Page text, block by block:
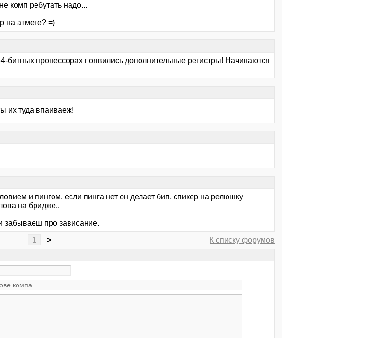
комп ребутать надо...
на атмеге? =)
битных процессорах появились дополнительные регистры! Начинаются
их туда впаиваеж!
и пингом, если пинга нет он делает бип, спикер на релюшку
на бридже..
забываеш про зависание.
1 >
К списку форумов